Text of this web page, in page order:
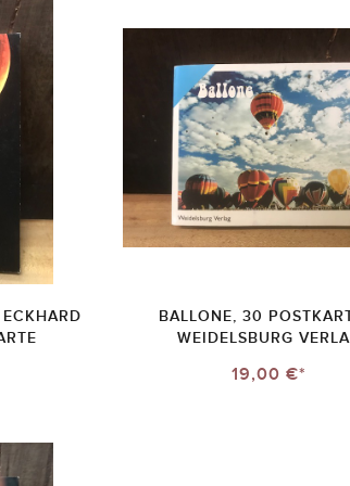
BALLONE, 30
WEIDELSBURG
19,00 €*